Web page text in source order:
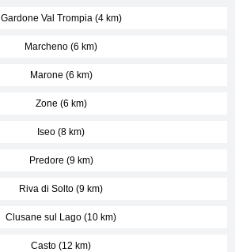
Gardone Val Trompia (4 km)
Marcheno (6 km)
Marone (6 km)
Zone (6 km)
Iseo (8 km)
Predore (9 km)
Riva di Solto (9 km)
Clusane sul Lago (10 km)
Casto (12 km)